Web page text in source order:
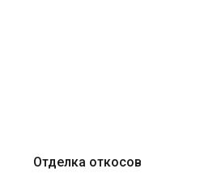
Отделка откосов